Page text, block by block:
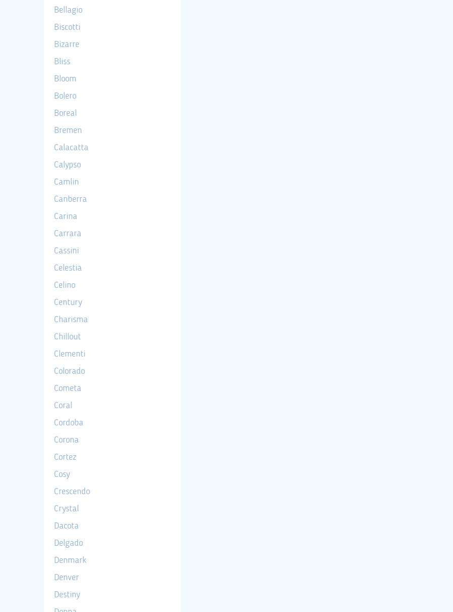
Bellagio
Biscotti
Bizarre
Bliss
Bloom
Bolero
Boreal
Bremen
Calacatta
Calypso
Camlin
Canberra
Carina
Carrara
Cassini
Celestia
Celino
Century
Charisma
Chillout
Clementi
Colorado
Cometa
Coral
Cordoba
Corona
Cortez
Cosy
Crescendo
Crystal
Dacota
Delgado
Denmark
Denver
Destiny